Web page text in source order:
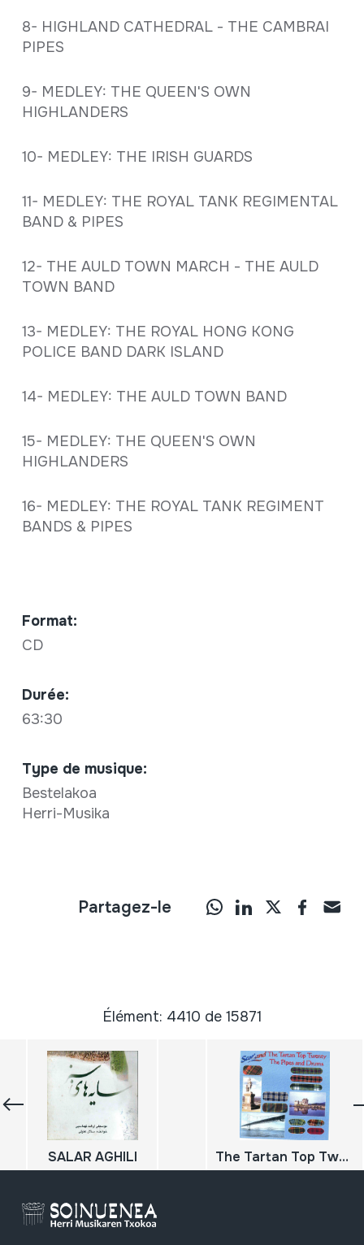
8- HIGHLAND CATHEDRAL - THE CAMBRAI
PIPES
9- MEDLEY: THE QUEEN'S OWN
HIGHLANDERS
10- MEDLEY: THE IRISH GUARDS
11- MEDLEY: THE ROYAL TANK REGIMENTAL
BAND & PIPES
12- THE AULD TOWN MARCH - THE AULD
TOWN BAND
13- MEDLEY: THE ROYAL HONG KONG
POLICE BAND DARK ISLAND
14- MEDLEY: THE AULD TOWN BAND
15- MEDLEY: THE QUEEN'S OWN
HIGHLANDERS
16- MEDLEY: THE ROYAL TANK REGIMENT
BANDS & PIPES
Format:
CD
Durée:
63:30
Type de musique:
Bestelakoa
Herri-Musika
Partagez-le
Élément: 4410 de 15871
SALAR AGHILI The Tartan Top Twenty; The Pipes and Drums; Scotland